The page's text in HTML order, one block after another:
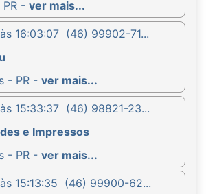
- ver mais...
16:03:07 (46) 99902-71...
- PR - ver mais...
15:33:37 (46) 98821-23...
e Impressos
- PR - ver mais...
15:13:35
(46) 99900-62...